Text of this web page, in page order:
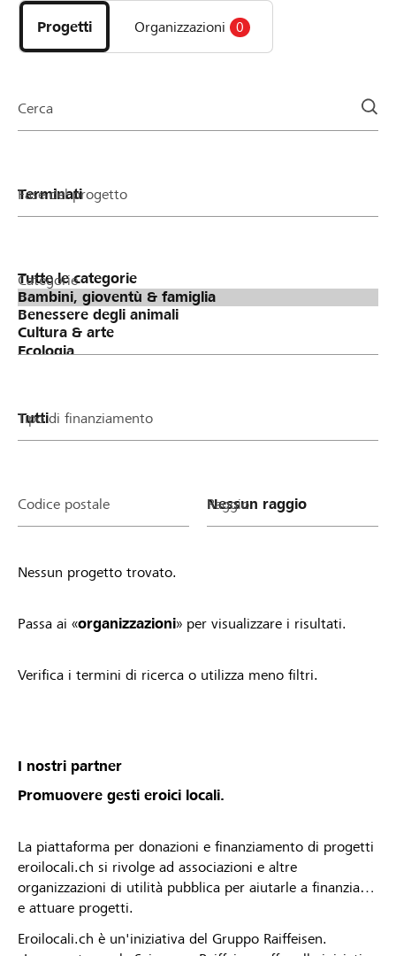
progetti
e
della
Progetti Organizzazioni 0
Cerca
Fase del progetto
Categorie
Tipo di finanziamento
Codice postale Raggio
Nessun progetto trovato.
Passa ai «organizzazioni» per visualizzare i risultati.
Verifica i termini di ricerca o utilizza meno filtri.
I nostri partner
Promuovere gesti eroici locali.
La piattaforma per donazioni e finanziamento di progetti
eroilocali.ch si rivolge ad associazioni e altre
organizzazioni di utilità pubblica per aiutarle a finanziare
e attuare progetti.
Eroilocali.ch è un'iniziativa del Gruppo Raiffeisen.